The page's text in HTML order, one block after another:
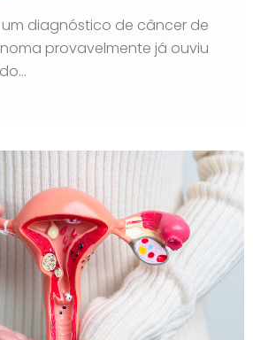
diagnóstico de câncer de
provavelmente já ouviu